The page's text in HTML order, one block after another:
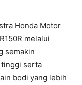
Honda Motor
melalui
semakin
tinggi serta
bodi yang lebih